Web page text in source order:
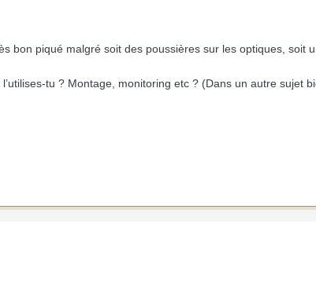
bon piqué malgré soit des poussières sur les optiques, soit
tu ? Montage, monitoring etc ? (Dans un autre sujet